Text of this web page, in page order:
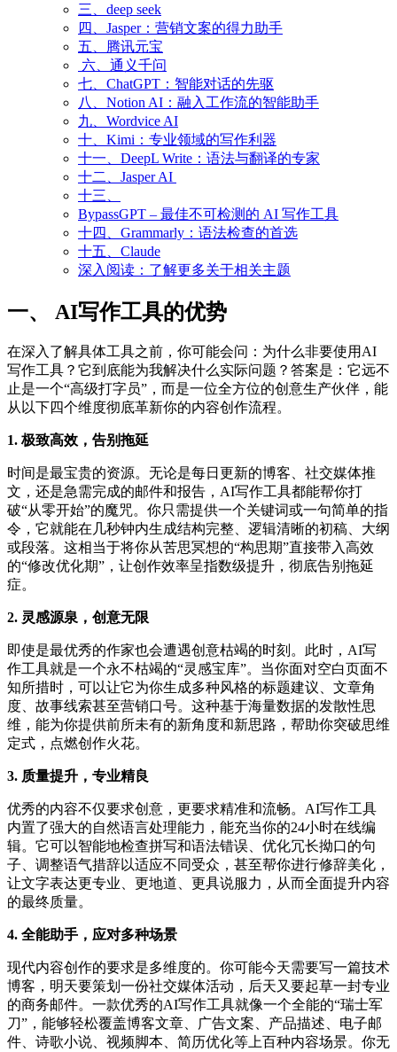
三、deep seek
四、Jasper：营销文案的得力助手​
五、腾讯元宝
六、通义千问
七、ChatGPT：智能对话的先驱
八、Notion AI：融入工作流的智能助手​
九、Wordvice AI
十、Kimi：专业领域的写作利器​
十一、DeepL Write：语法与翻译的专家​
十二、Jasper AI
十三、
BypassGPT – 最佳不可检测的 AI 写作工具
十四、Grammarly：语法检查的首选​
十五、Claude
深入阅读：了解更多关于相关主题
一、 AI写作工具的优势
在深入了解具体工具之前，你可能会问：为什么非要使用AI
写作工具？它到底能为我解决什么实际问题？答案是：它远不
止是一个“高级打字员”，而是一位全方位的创意生产伙伴，能
从以下四个维度彻底革新你的内容创作流程。
1. 极致高效，告别拖延
时间是最宝贵的资源。无论是每日更新的博客、社交媒体推
文，还是急需完成的邮件和报告，AI写作工具都能帮你打
破“从零开始”的魔咒。你只需提供一个关键词或一句简单的指
令，它就能在几秒钟内生成结构完整、逻辑清晰的初稿、大纲
或段落。这相当于将你从苦思冥想的“构思期”直接带入高效
的“修改优化期”，让创作效率呈指数级提升，彻底告别拖延
症。
2. 灵感源泉，创意无限
即使是最优秀的作家也会遭遇创意枯竭的时刻。此时，AI写
作工具就是一个永不枯竭的“灵感宝库”。当你面对空白页面不
知所措时，可以让它为你生成多种风格的标题建议、文章角
度、故事线索甚至营销口号。这种基于海量数据的发散性思
维，能为你提供前所未有的新角度和新思路，帮助你突破思维
定式，点燃创作火花。
3. 质量提升，专业精良
优秀的内容不仅要求创意，更要求精准和流畅。AI写作工具
内置了强大的自然语言处理能力，能充当你的24小时在线编
辑。它可以智能地检查拼写和语法错误、优化冗长拗口的句
子、调整语气措辞以适应不同受众，甚至帮你进行修辞美化，
让文字表达更专业、更地道、更具说服力，从而全面提升内容
的最终质量。
4. 全能助手，应对多种场景
现代内容创作的要求是多维度的。你可能今天需要写一篇技术
博客，明天要策划一份社交媒体活动，后天又要起草一封专业
的商务邮件。一款优秀的AI写作工具就像一个全能的“瑞士军
刀”，能够轻松覆盖博客文章、广告文案、产品描述、电子邮
件、诗歌小说、视频脚本、简历优化等上百种内容场景。你无